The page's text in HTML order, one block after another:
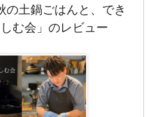
の土鍋ごはんと、でき
む会」のレビュー